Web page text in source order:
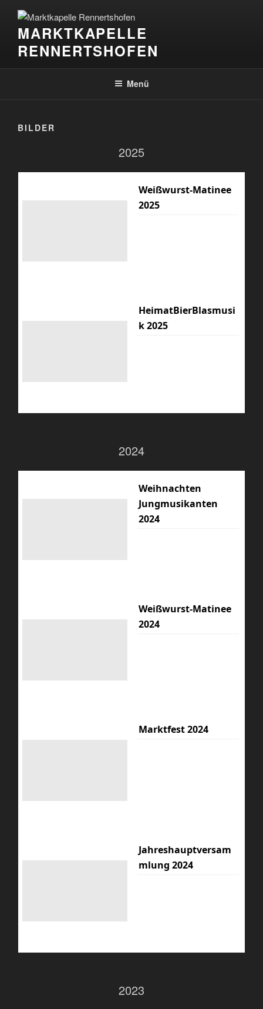
Inhalt
springenMARKTKAPELLE
RENNERTSHOFEN
Menü
BILDER
2025
Weißwurst-Matinee
2025
HeimatBierBlasmusi
k 2025
2024
Weihnachten
Jungmusikanten
2024
Weißwurst-Matinee
2024
Marktfest 2024
Jahreshauptversam
mlung 2024
2023